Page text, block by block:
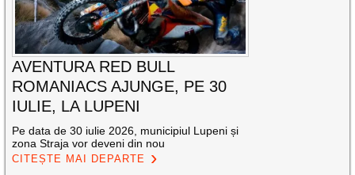
AVENTURA RED BULL
ROMANIACS AJUNGE, PE 30
IULIE, LA LUPENI
Pe data de 30 iulie 2026, municipiul Lupeni și
zona Straja vor deveni din nou
CITEȘTE MAI DEPARTE